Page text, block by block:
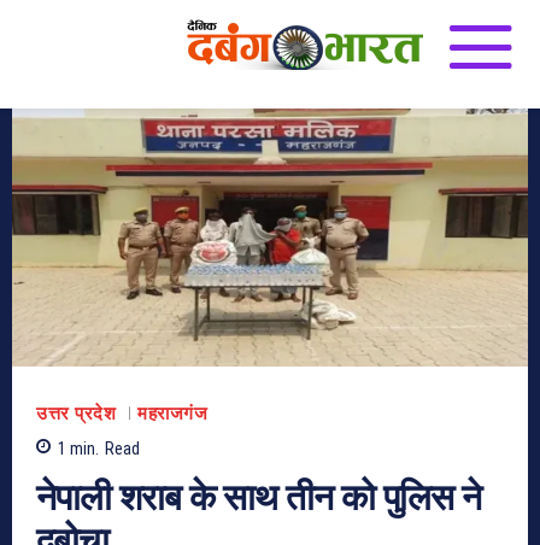
उत्तर प्रदेश
महराजगंज
1 min. Read
नेपाली शराब के साथ तीन को पुलिस ने